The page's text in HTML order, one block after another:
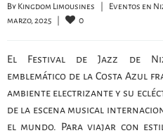
By Kingdom Limousines Eventos en
marzo, 2025
0
El Festival de Jazz de
emblemático de la Costa Azul
ambiente electrizante y su
de la escena musical
el mundo. Para viajar con